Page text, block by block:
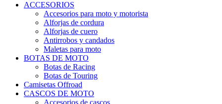
ACCESORIOS
Accesorios para moto y motorista
Alforjas de cordura
Alforjas de cuero
Antirrobos y candados
Maletas para moto
BOTAS DE MOTO
Botas de Racing
Botas de Touring
Camisetas Offroad
CASCOS DE MOTO